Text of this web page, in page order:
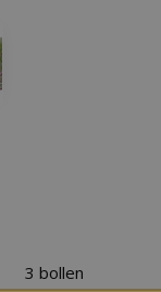
3 bollen